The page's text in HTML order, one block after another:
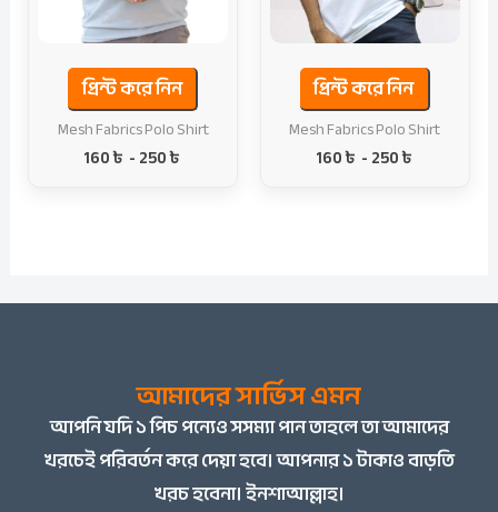
প্রিন্ট করে নিন
Mesh Fabrics Polo Shirt
160৳ -250৳
প্রিন্ট করে নিন
Mesh Fabrics Polo Shirt
160৳ -250৳
আমাদের সার্ভিস এমন
আপনিযদি ১ পিচ পন্যেও সসম্যা পান তাহলে তা আমাদের
খরচেই পরিবর্তন করে দেয়া হবে। আপনার ১ টাকাও বাড়তি
খরচ হবেনা। ইনশাআল্লাহ।